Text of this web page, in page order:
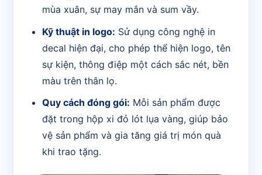
mùa xuân, sự may mắn và sum vầy.
Kỹ thuật in logo: Sử dụng công nghệ in
decal hiện đại, cho phép thể hiện logo, tên
sự kiện, thông điệp một cách sắc nét, bền
màu trên thân lọ.
Quy cách đóng gói: Mỗi sản phẩm được
đặt trong hộp xi đỏ lót lụa vàng, giúp bảo
vệ sản phẩm và gia tăng giá trị món quà
khi trao tặng.